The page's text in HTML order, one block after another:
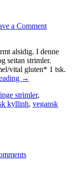
a Comment
alsidig. I denne
seitan strimler.
vital gluten* 1 tsk.
→
strimler,
kyllinh, vegansk